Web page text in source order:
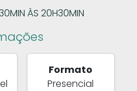
ÀS 20H30MIN
Formato
Presencial